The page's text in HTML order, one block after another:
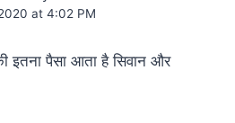
at 4:02 PM
इतना पैसा आता है सिवान और